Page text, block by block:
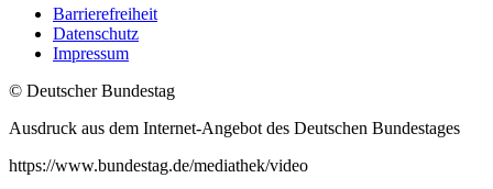
Barrierefreiheit
Datenschutz
Impressum
© Deutscher Bundestag
Ausdruck aus dem Internet-Angebot des Deutschen Bundestages
https://www.bundestag.de/mediathek/video